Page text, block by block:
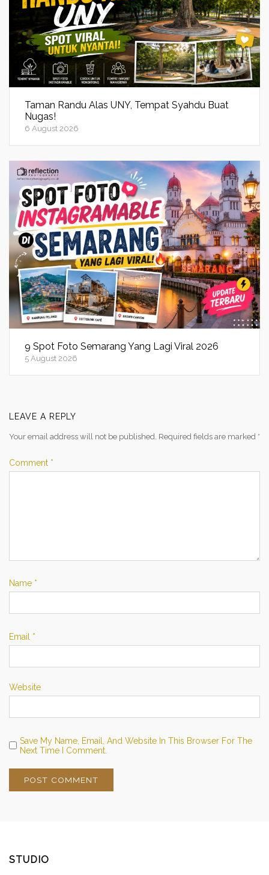
Taman Randu Alas UNY, Tempat Syahdu Buat
Nugas!
6 August 2026
9 Spot Foto Semarang Yang Lagi Viral 2026
5 August 2026
LEAVE A REPLY
Your email address will not be published. Required fields are marked *
Comment *
Name *
Email *
Website
Save My Name, Email, And Website In This Browser For The
Next Time I Comment.
STUDIO